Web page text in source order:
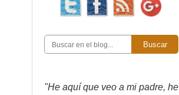
Buscar
"He aquí que veo a mi padre, he